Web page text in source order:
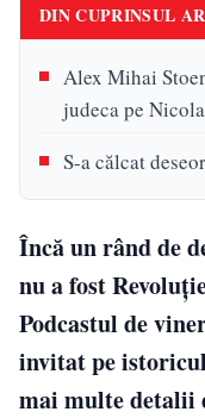
DIN CUPRINSUL
Alex Mihai
judeca pe
S-a călcat
Încă un rând de
nu a fost
Podcastul de
invitat pe
mai multe detalii